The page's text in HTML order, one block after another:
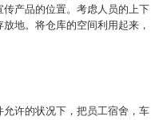
产品的位置。考虑人员的上下
地。将仓库的空间利用起来，
许的状况下，把员工宿舍，车